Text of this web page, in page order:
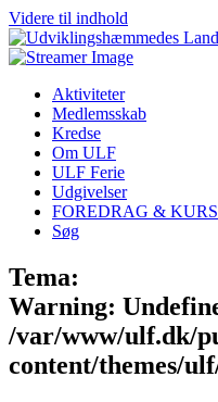
Videre til indhold
Aktiviteter
Medlemsskab
Kredse
Om ULF
ULF Ferie
Udgivelser
FOREDRAG &
Søg
Tema:
Warning:
/var/www/ulf.dk/
content/themes/